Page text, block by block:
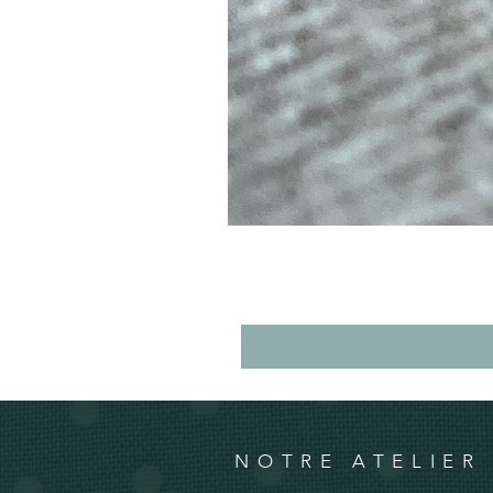
NOTRE ATELIER